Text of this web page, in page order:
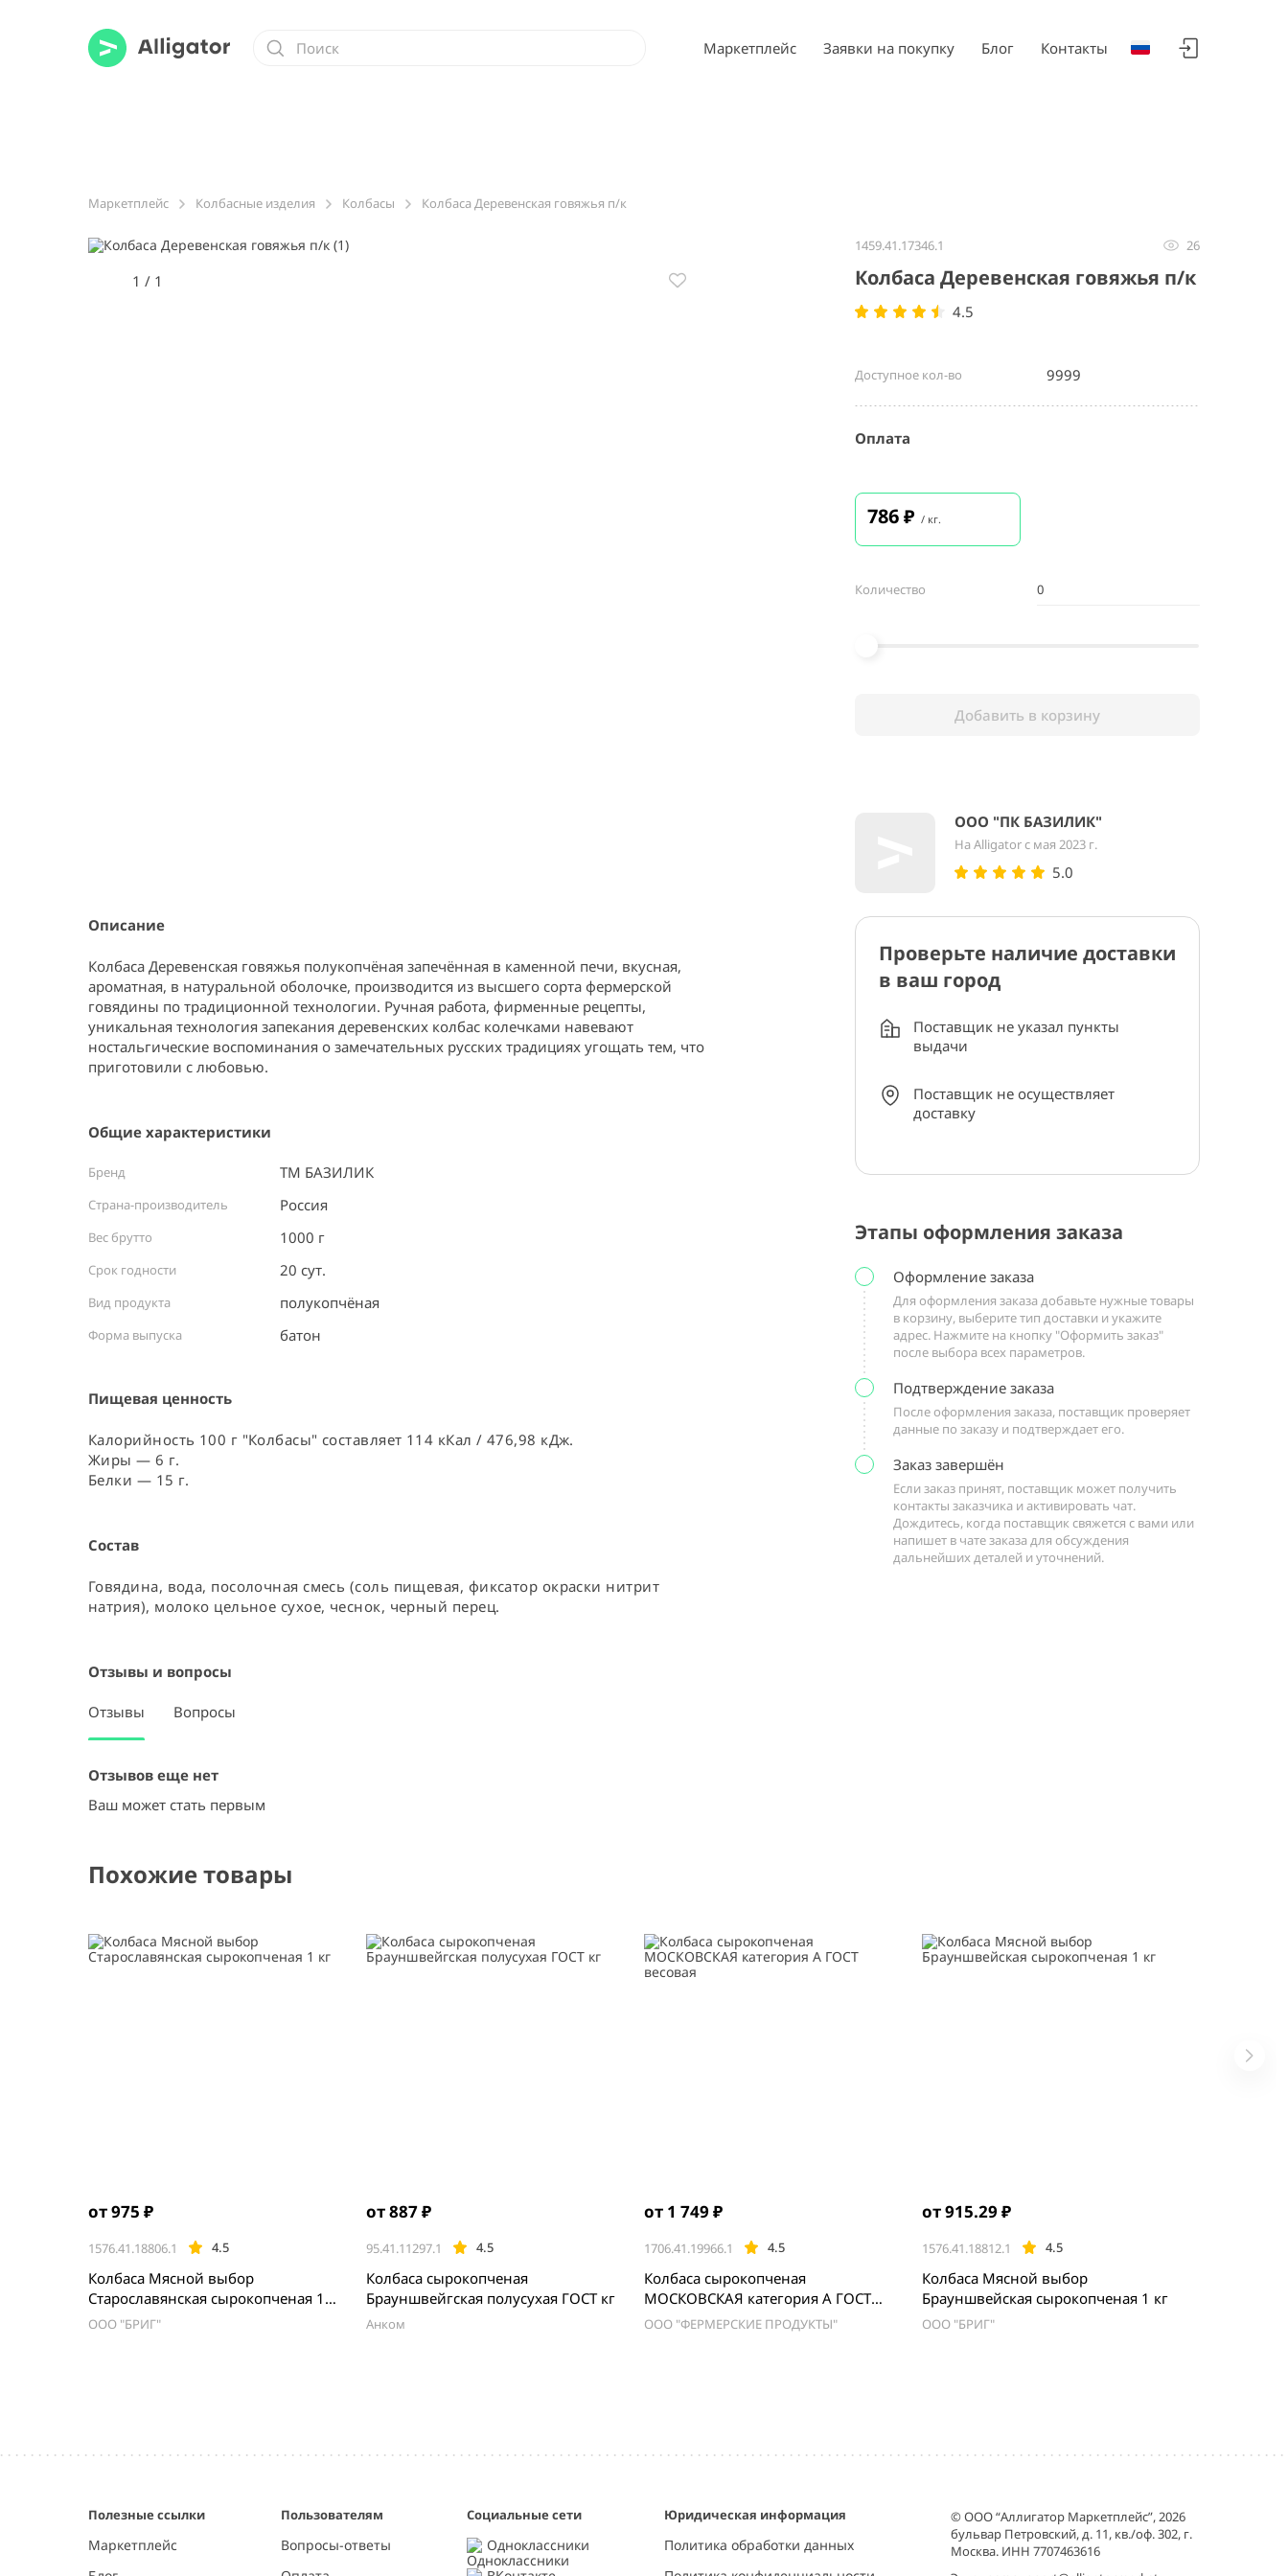
Маркетплейс Заявки на покупку Блог Контакты
Маркетплейс Колбасные изделия Колбасы Колбаса Деревенская говяжья п/к
1 / 1
1
Описание
Колбаса Деревенская говяжья полукопчёная запечённая в каменной печи, вкусная,
ароматная, в натуральной оболочке, производится из высшего сорта фермерской
говядины по традиционной технологии. Ручная работа, фирменные рецепты,
уникальная технология запекания деревенских колбас колечками навевают
ностальгические воспоминания о замечательных русских традициях угощать тем, что
приготовили с любовью.
Общие характеристики
Бренд ТМ БАЗИЛИК
Страна-производитель Россия ⠀
Вес брутто 1000 г
Срок годности 20 сут.
Вид продукта полукопчёная
Форма выпуска батон
Пищевая ценность
Калорийность 100 г "Колбасы" составляет 114 кКал / 476,98 кДж.
Жиры — 6 г.
Белки — 15 г.
Состав
Говядина, вода, посолочная смесь (соль пищевая, фиксатор окраски нитрит
натрия), молоко цельное сухое, чеснок, черный перец.
Отзывы и вопросы
Отзывы Вопросы
Отзывов еще нет
Ваш может стать первым
1459.41.17346.1 26
Колбаса Деревенская говяжья п/к
4.5
Доступное кол-во 9999
Оплата
786₽ / кг.
Количество
Добавить в корзину
ООО "ПК БАЗИЛИК"
На Alligator с мая 2023 г.
5.0
Проверьте наличие доставки
в ваш город
Поставщик не указал пункты
выдачи
Поставщик не осуществляет
доставку
Этапы оформления заказа
Оформление заказа
Для оформления заказа добавьте нужные товары
в корзину, выберите тип доставки и укажите
адрес. Нажмите на кнопку "Оформить заказ"
после выбора всех параметров.
Подтверждение заказа
После оформления заказа, поставщик проверяет
данные по заказу и подтверждает его.
Заказ завершён
Если заказ принят, поставщик может получить
контакты заказчика и активировать чат.
Дождитесь, когда поставщик свяжется с вами или
напишет в чате заказа для обсуждения
дальнейших деталей и уточнений.
Похожие товары
от 975 ₽
1576.41.18806.1 4.5
Колбаса Мясной выбор
Старославянская сырокопченая 1
кг
ООО "БРИГ"
от 887 ₽
95.41.11297.1 4.5
Колбаса сырокопченая
Брауншвейгская полусухая ГОСТ кг
Анком
от 1 749 ₽
1706.41.19966.1 4.5
Колбаса сырокопченая
МОСКОВСКАЯ категория А ГОСТ
весовая
ООО "ФЕРМЕРСКИЕ ПРОДУКТЫ"
от 915.29 ₽
1576.41.18812.1 4.5
Колбаса Мясной выбор
Брауншвейская сырокопченая 1 кг
ООО "БРИГ"
Полезные ссылки
Маркетплейс
Пользователям
Вопросы-ответы
Социальные сети
Одноклассники
Юридическая информация
Политика обработки данных
© ООО “Аллигатор Маркетплейс”, 2026
бульвар Петровский, д. 11, кв./оф. 302, г.
Москва. ИНН 7707463616